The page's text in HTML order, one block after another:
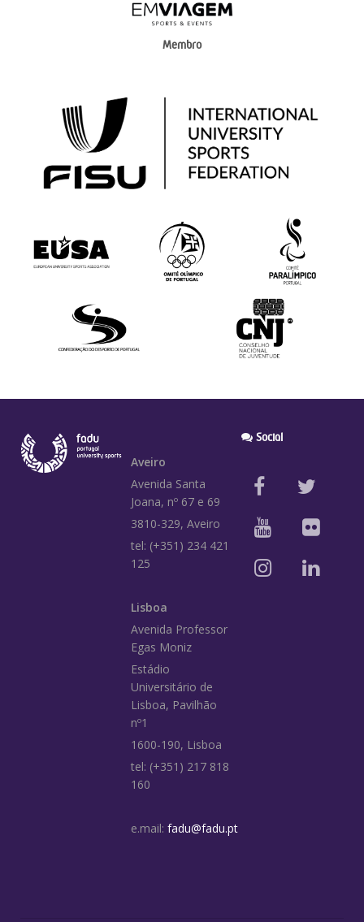
Membro
Aveiro
Avenida Santa
Joana, nº 67 e 69
3810-329, Aveiro
tel: (+351) 234 421
125
Lisboa
Avenida Professor
Egas Moniz
Estádio
Universitário de
Lisboa, Pavilhão
nº1
1600-190, Lisboa
tel: (+351) 217 818
160
e.mail: fadu@fadu.pt
Social